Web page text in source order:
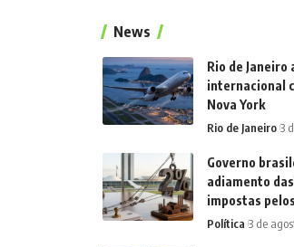
News
Rio de Janeiro
internacional
Nova York
Rio de Janeiro 3
Governo
adiamento
impostas
Política 3 de